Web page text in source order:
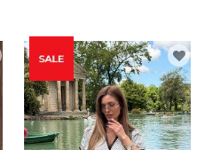
ДЕТАЛЬНІШЕ